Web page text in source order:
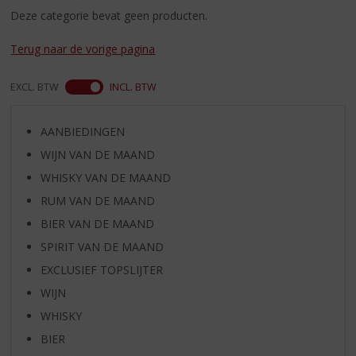
p
i
g
Deze categorie bevat geen producten.
Terug naar de vorige pagina
EXCL. BTW INCL. BTW
AANBIEDINGEN
WIJN VAN DE MAAND
WHISKY VAN DE MAAND
RUM VAN DE MAAND
BIER VAN DE MAAND
SPIRIT VAN DE MAAND
EXCLUSIEF TOPSLIJTER
WIJN
WHISKY
BIER